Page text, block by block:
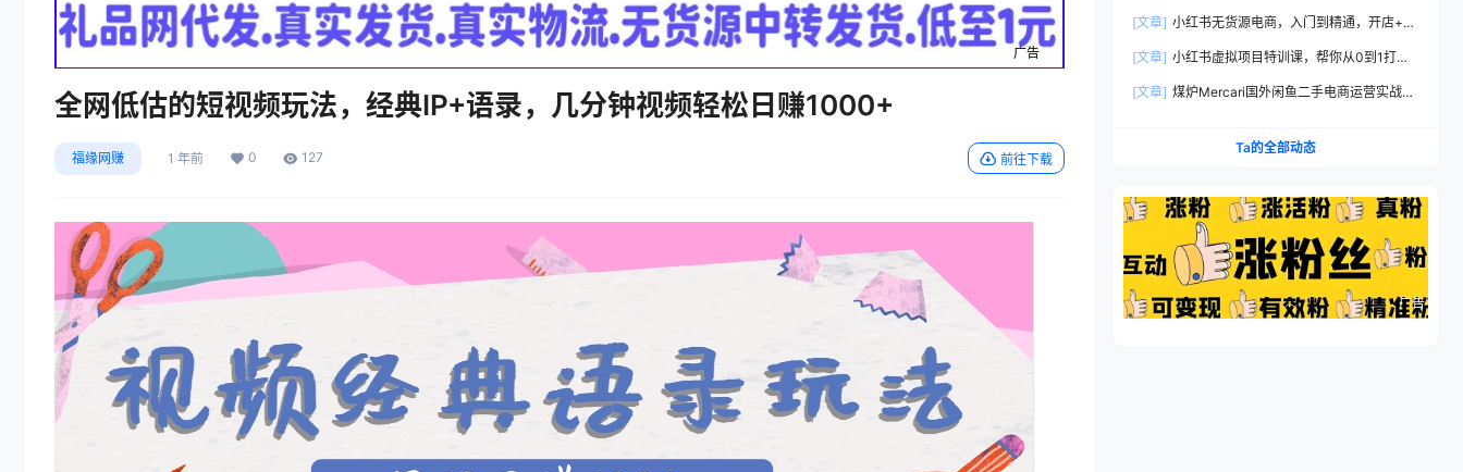
广告
全网低估的短视频玩法，经典IP+语录，几分钟视频轻松日赚1000+
福缘网赚 1 年前 0 127 前往下载
[文章] 小红书无货源电商，入门到精通，开店+选
[文章] 小红书虚拟项目特训课，帮你从0到1打造
[文章] 煤炉Mercari国外闲鱼二手电商运营实战全
Ta的全部动态
广告